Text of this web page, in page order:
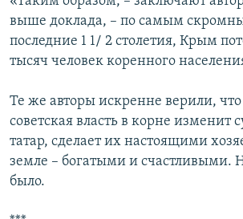
выше доклада, – по самым
последние 1 1/ 2 столетия, Крым
тысяч человек коренного
Те же авторы искренне верили,
советская власть в корне изменит
татар, сделает их настоящими
земле – богатыми и счастливыми.
было.